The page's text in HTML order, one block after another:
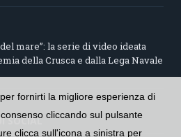
mare”: la serie di video ideata
della Crusca e dalla Lega Navale
SOCIAL
per fornirti la migliore esperienza di
cliccando sul pulsante
clicca sull'icona a sinistra per